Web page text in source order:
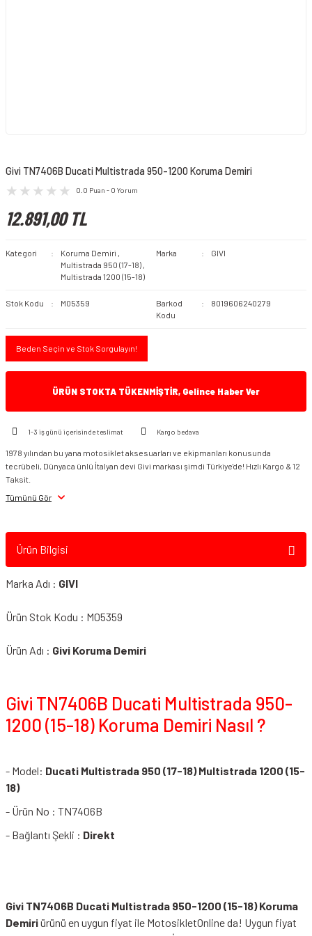
Givi TN7406B Ducati Multistrada 950-1200 Koruma Demiri
0.0 Puan - 0 Yorum
12.891,00 TL
Kategori Koruma Demiri ,
Multistrada 950 (17-18) ,
Multistrada 1200 (15-18)
Marka GIVI
Stok Kodu M05359
Barkod
Kodu
8019606240279
Beden Seçin ve Stok Sorgulayın!
ÜRÜN STOKTA TÜKENMİŞTİR, Gelince Haber Ver
1-3 iş günü içerisinde teslimat Kargo bedava
1978 yılından bu yana motosiklet aksesuarları ve ekipmanları konusunda
tecrübeli, Dünyaca ünlü İtalyan devi Givi markası şimdi Türkiye'de! Hızlı Kargo & 12
Taksit.
Tümünü Gör
Ürün Bilgisi
Marka Adı : GIVI
Ürün Stok Kodu : M05359
Ürün Adı : Givi Koruma Demiri
Givi TN7406B Ducati Multistrada 950-
1200 (15-18) Koruma Demiri Nasıl ?
- Model: Ducati Multistrada 950 (17-18) Multistrada 1200 (15-
18)
- Ürün No : TN7406B
- Bağlantı Şekli : Direkt
Givi TN7406B Ducati Multistrada 950-1200 (15-18) Koruma
Demiriürünü en uygun fiyat ile MotosikletOnline da! Uygun fiyat